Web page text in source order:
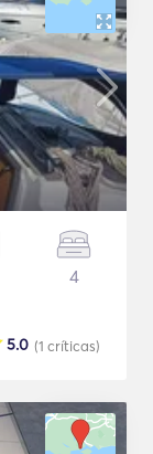
4
(1 críticas)
5.0